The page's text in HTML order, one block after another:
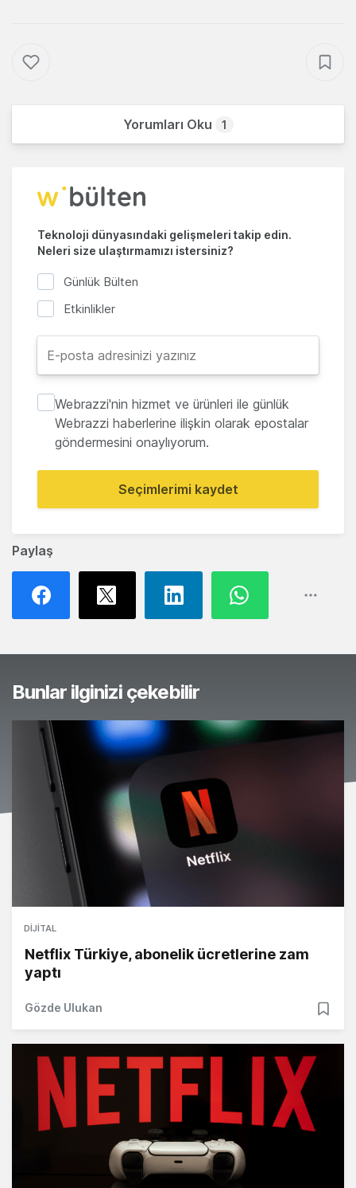
Paylaş
Yorumları Oku 1
Teknoloji dünyasındaki gelişmeleri takip edin.
Neleri size ulaştırmamızı istersiniz?
Günlük Bülten
Etkinlikler
Webrazzi'nin hizmet ve ürünleri ile günlük
Webrazzi haberlerine ilişkin olarak epostalar
göndermesini onaylıyorum.
Seçimlerimi kaydet
Bunlar ilginizi çekebilir
DIJITAL
Netflix Türkiye, abonelik ücretlerine zam
yaptı
Gözde Ulukan